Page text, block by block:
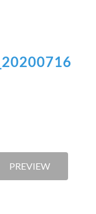
PREVIEW